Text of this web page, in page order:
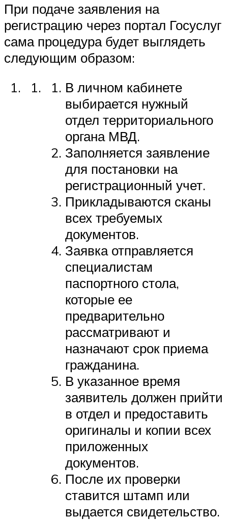
При подаче заявления на
регистрацию через портал Госуслуг
сама процедура будет выглядеть
следующим образом:
В личном кабинете
выбирается нужный
отдел территориального
органа МВД.
Заполняется заявление
для постановки на
регистрационный учет.
Прикладываются сканы
всех требуемых
документов.
Заявка отправляется
специалистам
паспортного стола,
которые ее
предварительно
рассматривают и
назначают срок приема
гражданина.
В указанное время
заявитель должен прийти
в отдел и предоставить
оригиналы и копии всех
приложенных
документов.
После их проверки
ставится штамп или
выдается свидетельство.